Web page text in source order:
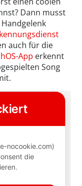
Dann musst
auch für die
App erkennt
Song